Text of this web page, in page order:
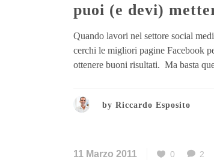
puoi (e devi)
Quando lavori nel settore social
cerchi le migliori pagine Facebook
ottenere buoni risultati. Ma basta
by Riccardo Esposito
11 Marzo 2011 0 2